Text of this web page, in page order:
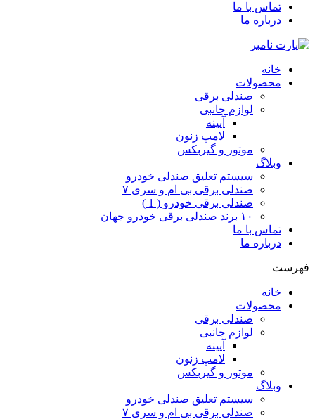
تماس با ما
درباره ما
خانه
محصولات
صندلی برقی
لوازم جانبی
آیینه
لامپ زنون
موتور و گیربکس
وبلاگ
سیستم تعلیق صندلی خودرو
صندلی برقی بی ام و سری ۷
صندلی برقی خودرو ( 1 )
۱۰ برند صندلی برقی خودرو جهان
تماس با ما
درباره ما
فهرست
خانه
محصولات
صندلی برقی
لوازم جانبی
آیینه
لامپ زنون
موتور و گیربکس
وبلاگ
سیستم تعلیق صندلی خودرو
صندلی برقی بی ام و سری ۷